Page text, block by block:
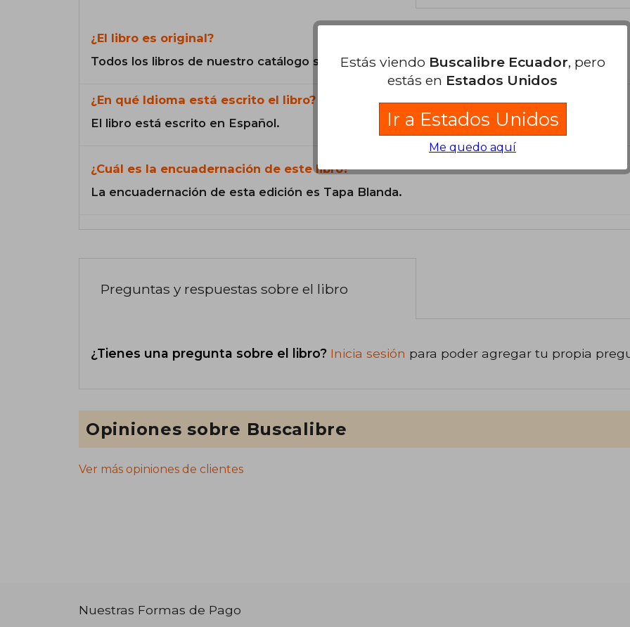
¿El libro es original?
Todos los libros de nuestro catálogo son Originales.
¿En qué Idioma está escrito el libro?
El libro está escrito en Español.
¿Cuál es la encuadernación de este libro?
La encuadernación de esta edición es Tapa Blanda.
Preguntas y respuestas sobre el libro
¿Tienes una pregunta sobre el libro? Inicia sesión para poder agregar tu propia
Opiniones sobre Buscalibre
Ver más opiniones de clientes
Nuestras Formas de Pago
Estás viendo Buscalibre Ecuador, pero
estás en Estados Unidos
Ir a Estados Unidos
Me quedo aquí